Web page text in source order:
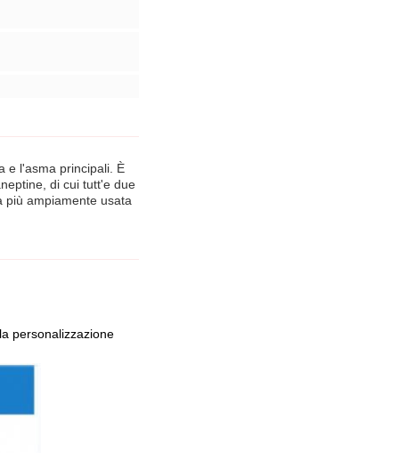
e l'asma principali. È
di cui tutt'e due
più ampiamente usata
personalizzazione